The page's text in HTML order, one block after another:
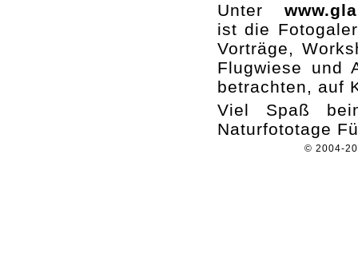
Unter
ist die
Vorträge,
Flugwiese und
betrachten, auf
Viel Spaß
Naturfototage
© 2004-